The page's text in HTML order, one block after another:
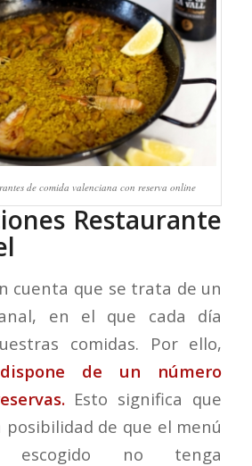
de comida valenciana con reserva online
Restaurante
cuenta que se trata de un
en el que cada día
comidas. Por ello,
dispone de un número
Esto significa que
posibilidad de que el menú
escogido no tenga